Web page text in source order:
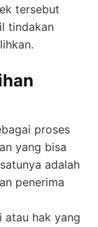
tersebut
tindakan
proses
yang bisa
adalah
penerima
atau hak yang